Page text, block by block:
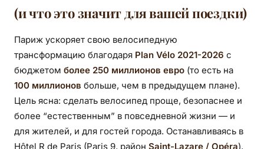
(и что это значит для вашей поездки)
Париж ускоряет свою велосипедную
трансформацию благодаря Plan Vélo 2021-2026 с
бюджетом более 250 миллионов евро (то есть на
100 миллионов больше, чем в предыдущем плане).
Цель ясна: сделать велосипед проще, безопаснее и
более “естественным” в повседневной жизни — и
для жителей, и для гостей города. Останавливаясь в
Hôtel R de Paris (Paris 9, район Saint-Lazare / Opéra),